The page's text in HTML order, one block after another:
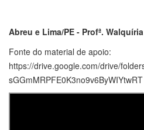
Abreu e Lima/PE - Profª.
Fonte do material de apoio:
https://drive.google.com/drive/